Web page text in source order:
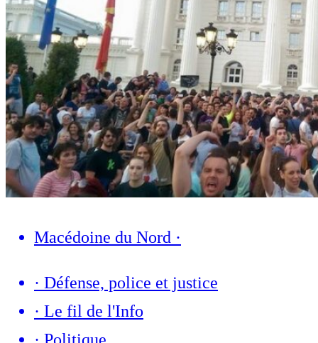
Macédoine du Nord ·
· Défense, police et justice
· Le fil de l'Info